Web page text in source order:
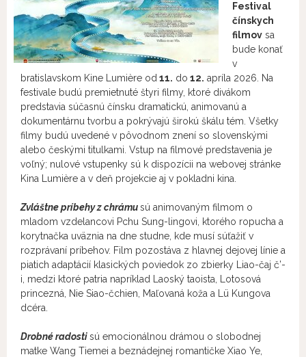
Festival
čínskych
filmov sa
bude konať
v
bratislavskom Kine Lumière od 11. do 12. apríla 2026. Na
festivale budú premietnuté štyri filmy, ktoré divákom
predstavia súčasnú čínsku dramatickú, animovanú a
dokumentárnu tvorbu a pokrývajú širokú škálu tém. Všetky
filmy budú uvedené v pôvodnom znení so slovenskými
alebo českými titulkami. Vstup na filmové predstavenia je
voľný; nulové vstupenky sú k dispozícii na webovej stránke
Kina Lumière a v deň projekcie aj v pokladni kina.
Zvláštne príbehy z chrámusú animovaným filmom o
mladom vzdelancovi Pchu Sung-lingovi, ktorého ropucha a
korytnačka uväznia na dne studne, kde musí súťažiť v
rozprávaní príbehov. Film pozostáva z hlavnej dejovej línie a
piatich adaptácií klasických poviedok zo zbierky Liao-čaj č’-
i, medzi ktoré patria napríklad Laoský taoista, Lotosová
princezná, Nie Siao-čchien, Maľovaná koža a Lü Kungova
dcéra.
Drobné radostisú emocionálnou drámou o slobodnej
matke Wang Tiemei a beznádejnej romantičke Xiao Ye,